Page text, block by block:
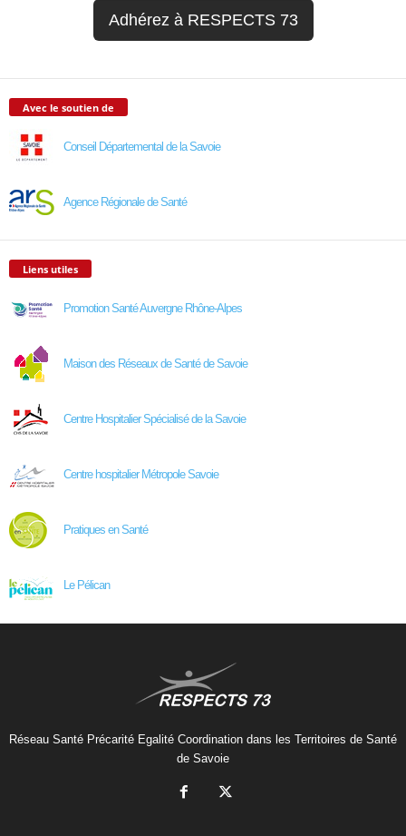
Adhérez à RESPECTS 73
Avec le soutien de
Conseil Départemental de la Savoie
Agence Régionale de Santé
Liens utiles
Promotion Santé Auvergne Rhône-Alpes
Maison des Réseaux de Santé de Savoie
Centre Hospitalier Spécialisé de la Savoie
Centre hospitalier Métropole Savoie
Pratiques en Santé
Le Pélican
Réseau Santé Précarité Egalité Coordination dans les Territoires de Santé
de Savoie